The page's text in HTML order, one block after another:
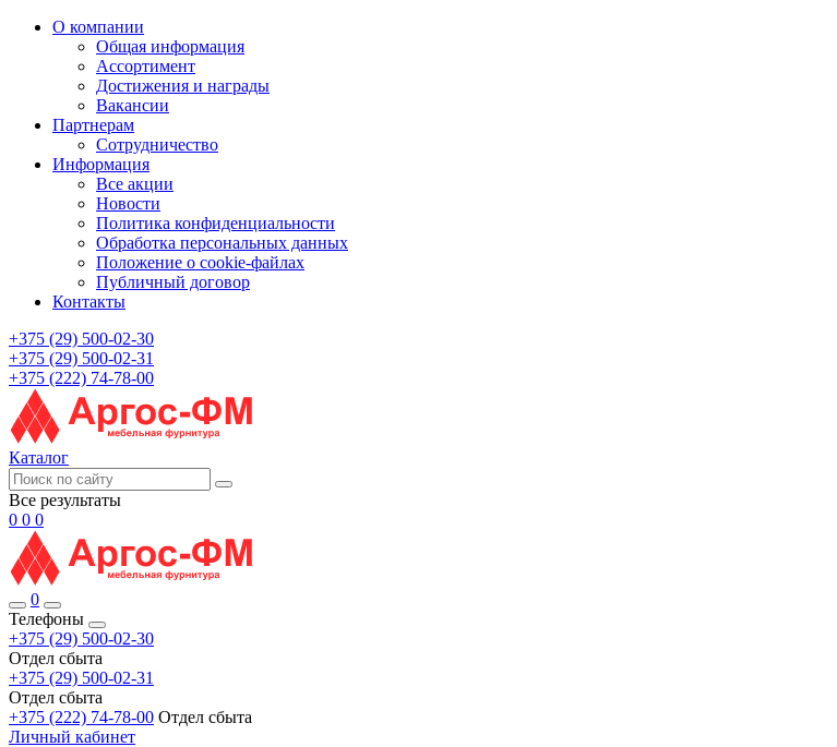
О компании
Общая информация
Ассортимент
Достижения и награды
Вакансии
Партнерам
Сотрудничество
Информация
Все акции
Новости
Политика конфиденциальности
Обработка персональных данных
Положение о cookie-файлах
Публичный договор
Контакты
+375 (29) 500-02-30
+375 (29) 500-02-31
+375 (222) 74-78-00
Каталог
Все результаты
0 0 0
0
Телефоны
+375 (29) 500-02-30
Отдел сбыта
+375 (29) 500-02-31
Отдел сбыта
+375 (222) 74-78-00 Отдел сбыта
Личный кабинет